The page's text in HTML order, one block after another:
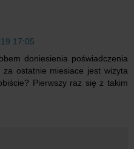
17:05
doniesienia poświadczenia
za ostatnie miesiace jest wizyta
Pierwszy raz się z takim